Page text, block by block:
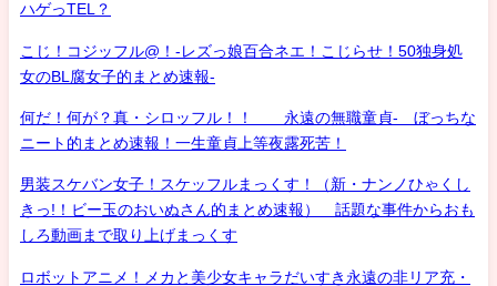
ハゲっTEL？
こじ！コジッフル@！-レズっ娘百合ネエ！こじらせ！50独身処
女のBL腐女子的まとめ速報-
何だ！何が？真・シロッフル！！ 永遠の無職童貞- ぼっちな
ニート的まとめ速報！一生童貞上等夜露死苦！
男装スケバン女子！スケッフルまっくす！（新・ナンノひゃくし
きっ!！ビー玉のおいぬさん的まとめ速報） 話題な事件からおも
しろ動画まで取り上げまっくす
ロボットアニメ！メカと美少女キャラだいすき永遠の非リア充・